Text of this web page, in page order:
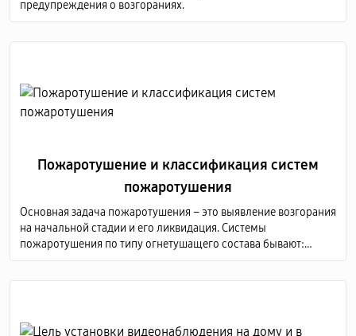
предупреждения о возгораниях.
Пожаротушение и классификация систем
пожаротушения
Основная задача пожаротушения – это выявление возгорания
на начальной стадии и его ликвидация. Системы
пожаротушения по типу огнетушащего состава бывают:
аэрозольные; водяные; порошковые; газовые; пенные.